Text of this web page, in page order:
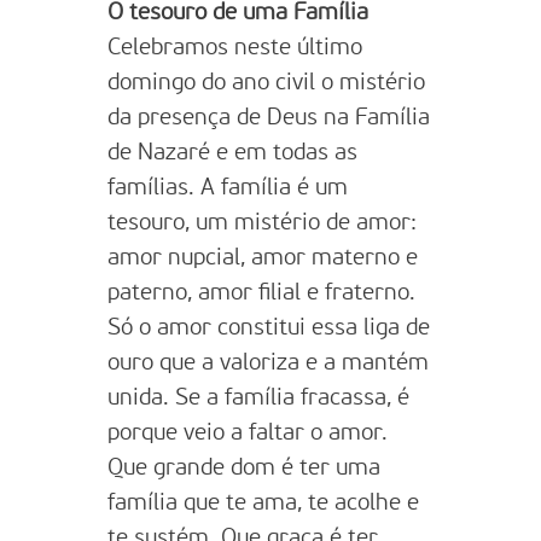
O tesouro de uma Família
Celebramos neste último
domingo do ano civil o mistério
da presença de Deus na Família
de Nazaré e em todas as
famílias. A família é um
tesouro, um mistério de amor:
amor nupcial, amor materno e
paterno, amor filial e fraterno.
Só o amor constitui essa liga de
ouro que a valoriza e a mantém
unida. Se a família fracassa, é
porque veio a faltar o amor.
Que grande dom é ter uma
família que te ama, te acolhe e